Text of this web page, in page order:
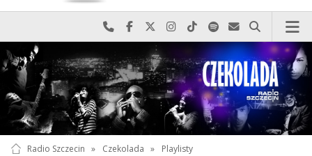
Najlepiej po prostu do nas zadzwoń
Odwiedź nas na Facebook-u
Odwiedź nas na X
Odwiedź nas na Instagram-ie
Odwiedź nas na TikTok-u
Szukaj nas na Spotify
Wyślij do nas
Szukaj
Radio Szczecin » Czekolada » Playlisty